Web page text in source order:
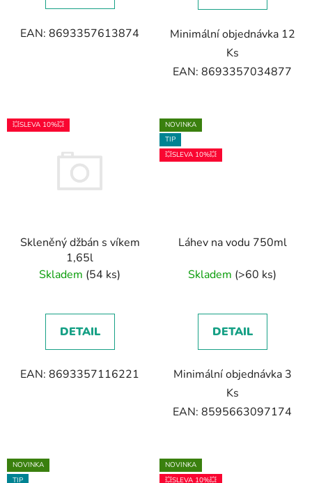
EAN: 8693357613874
Minimální objednávka 12
Ks
EAN: 8693357034877
💥SLEVA 10%💥
Skleněný džbán s víkem
1,65l
Skladem (54 ks)
DETAIL
EAN: 8693357116221
NOVINKA
TIP
💥SLEVA 10%💥
Láhev na vodu 750ml
Skladem (>60 ks)
DETAIL
Minimální objednávka 3
Ks
EAN: 8595663097174
NOVINKA
TIP
NOVINKA
💥SLEVA 10%💥